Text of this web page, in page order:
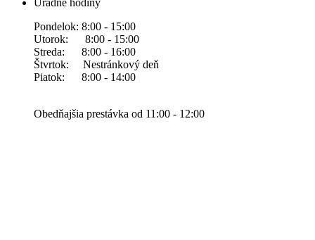
Úradné hodiny
Pondelok: 8:00 - 15:00
Utorok: 8:00 - 15:00
Streda: 8:00 - 16:00
Štvrtok: Nestránkový deň
Piatok: 8:00 - 14:00
Obedňajšia prestávka od 11:00 - 12:00